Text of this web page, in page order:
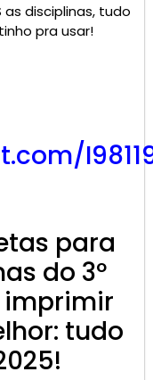
disciplinas, tudo
pra usar!
.com/
para
do 3º
imprimir
tudo